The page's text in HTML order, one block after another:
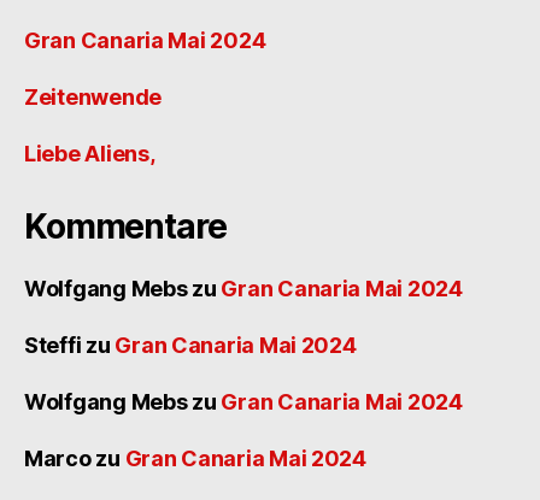
Gran Canaria Mai 2024
Zeitenwende
Liebe Aliens,
Kommentare
Wolfgang Mebszu Gran Canaria Mai 2024
Steffi zu Gran Canaria Mai 2024
Wolfgang Mebszu Gran Canaria Mai 2024
Marcozu Gran Canaria Mai 2024